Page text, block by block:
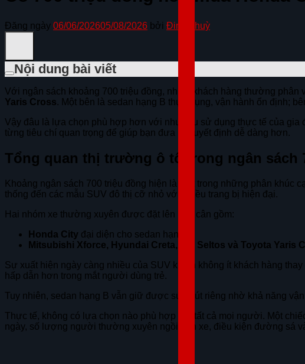
Đăng ngày 06/06/202605/08/2026 bởi Đinh Thuỳ
Nội dung bài viết
Với ngân sách khoảng 700 triệu đồng, nhiều khách hàng thường phân
Yaris Cross. Một bên là sedan hạng B thực dụng, vận hành ổn định;
Vậy đâu là lựa chọn phù hợp hơn với nhu cầu sử dụng thực tế của gia
từng tiêu chí quan trọng để giúp bạn đưa ra quyết định dễ dàng hơn.
Tổng quan thị trường ô tô trong ngân sách
Khoảng ngân sách 700 triệu đồng hiện là một trong những phân khúc
thống đến các mẫu SUV đô thị cỡ nhỏ với nhiều trang bị hiện đại.
Hai nhóm xe thường xuyên được đặt lên bàn cân gồm:
Honda City đại diện cho sedan hạng B.
Mitsubishi Xforce, Hyundai Creta, Kia Seltos và Toyota Yaris
Sự xuất hiện ngày càng nhiều của SUV khiến không ít khách hàng
hấp dẫn hơn trong mắt người dùng trẻ.
Tuy nhiên, sedan hạng B vẫn giữ được sức hút riêng nhờ khả năng
Thực tế, không có lựa chọn nào phù hợp với tất cả mọi người. Một
ngày, số lượng người thường xuyên ngồi trên xe, điều kiện đường sá